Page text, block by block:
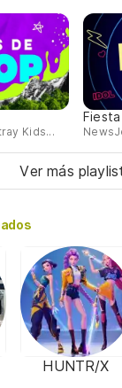
Kids...
Ver más
HUNTR/X